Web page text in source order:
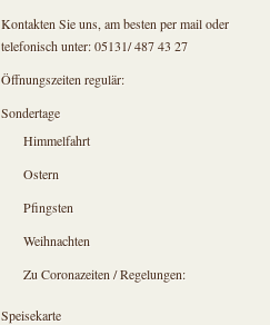
Kontakten Sie uns, am besten per mail oder
telefonisch unter: 05131/ 487 43 27
Öffnungszeiten regulär:
Sondertage
Himmelfahrt
Ostern
Pfingsten
Weihnachten
Zu Coronazeiten / Regelungen:
Speisekarte